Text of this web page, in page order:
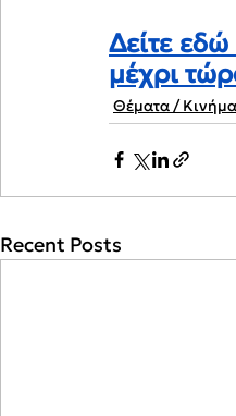
Δείτε
μέχρι
Θέματα /
Recent Posts